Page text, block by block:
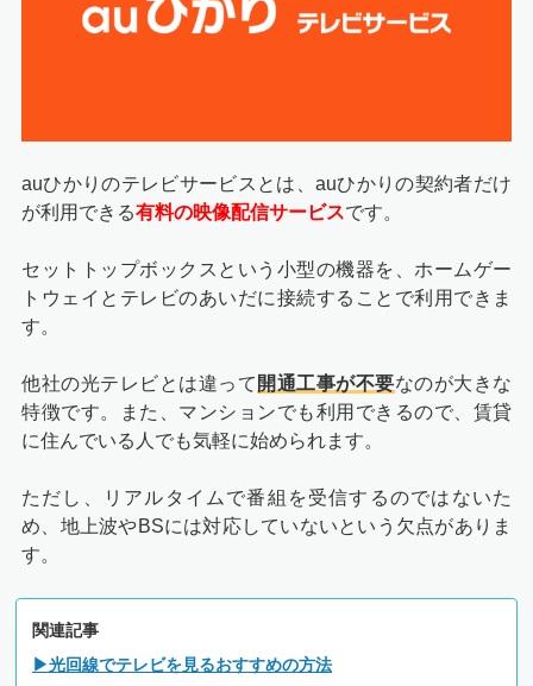
auひかりのテレビサービスとは、auひかりの契約者だけ
が利用できる有料の映像配信サービスです。
セットトップボックスという小型の機器を、ホームゲー
トウェイとテレビのあいだに接続することで利用できま
す。
他社の光テレビとは違って 開通工事が不要なのが大きな
特徴です。また、マンションでも利用できるので、賃貸
に住んでいる人でも気軽に始められます。
ただし、リアルタイムで番組を受信するのではないた
め、地上波やBSには対応していないという欠点がありま
す。
関連記事
▶光回線でテレビを見るおすすめの方法